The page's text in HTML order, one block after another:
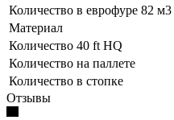
Количество в еврофуре 82 м3
Материал
Количество 40 ft HQ
Количество на паллете
Количество в стопке
Отзывы